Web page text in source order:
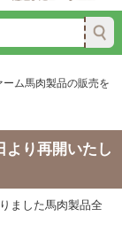
ーム馬肉製品の販売を
より再開いたし
ました馬肉製品全